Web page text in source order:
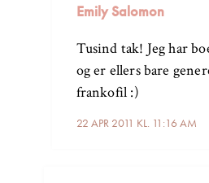
Emily Salomon
22 APR 2011 KL. 11:16 AM
Tusind tak! Jeg har
og er ellers bare
frankofil :)